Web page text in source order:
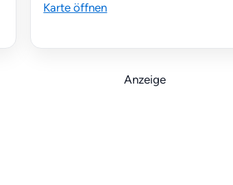
Karte öffnen
Anzeige